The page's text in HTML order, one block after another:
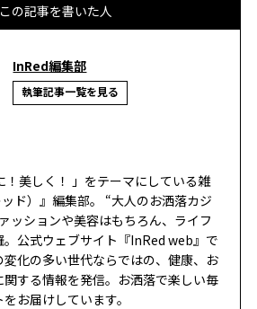
この記事を書いた人
InRed編集部
執筆記事一覧を見る
！美しく！ 」をテーマにしている雑
ド）』編集部。 “大人のお洒落カジ
ッションや美容はもちろん、ライフ
。公式ウェブサイト『InRed web』で
変化の多い世代ならではの、健康、お
する情報を発信。お洒落で楽しい毎
お届けしています。